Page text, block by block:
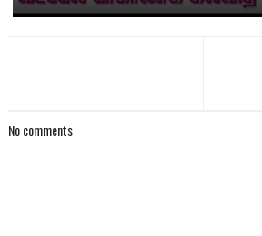
No comments